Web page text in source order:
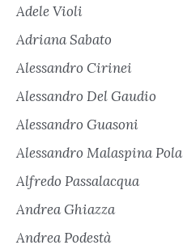
Adele Violi
Adriana Sabato
Alessandro Cirinei
Alessandro Del Gaudio
Alessandro Guasoni
Alessandro Malaspina Pola
Alfredo Passalacqua
Andrea Ghiazza
Andrea Podestà